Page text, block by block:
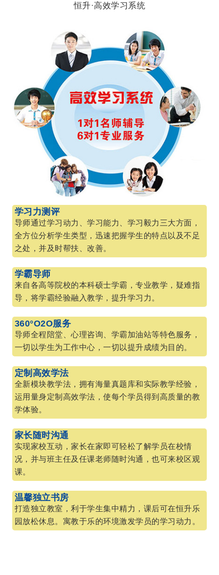
恒升·高效学习系统
学习力测评
导师通过学习动力、学习能力、学习毅力三大方面，
全方位分析学生类型，迅速把握学生的特点以及不足
之处，并及时帮扶、改善。
学霸导师
来自各高等院校的本科硕士学霸，专业教学，疑难指
导，将学霸经验融入教学，提升学习力。
360°O2O服务
导师全程陪堂、心理咨询、学霸加油站等特色服务，
一切以学生为工作中心，一切以提升成绩为目的。
定制高效学法
全新模块教学法，拥有海量真题库和实际教学经验，
运用量身定制高效学法，使每个学员得到高质量的教
学体验。
家长随时沟通
实现家校互动，家长在家即可轻松了解学员在校情
况，并与班主任及任课老师随时沟通，也可来校区观
课。
温馨独立书房
打造独立教室，利于学生集中精力，课后可在恒升乐
园放松休息。寓教于乐的环境激发学员的学习动力。